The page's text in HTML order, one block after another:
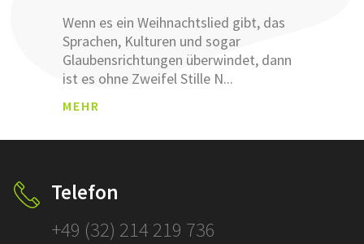
Wenn es ein Weihnachtslied gibt, das
Sprachen, Kulturen und sogar
Glaubensrichtungen überwindet, dann
ist es ohne Zweifel Stille N...
MEHR
ELDU
ESTÄ
Telefon
+49 (32) 214 219 736